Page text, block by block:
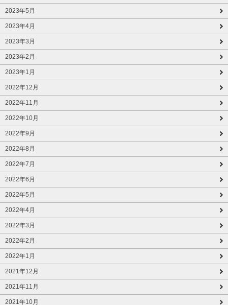
2023年5月
2023年4月
2023年3月
2023年2月
2023年1月
2022年12月
2022年11月
2022年10月
2022年9月
2022年8月
2022年7月
2022年6月
2022年5月
2022年4月
2022年3月
2022年2月
2022年1月
2021年12月
2021年11月
2021年10月